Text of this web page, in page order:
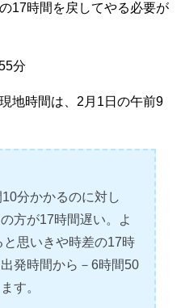
17時間を戻してやる必要が
分
地時間は、2月1日の午前9
分かかるのに対し
方が17時間遅い。よ
思いきや時差の17時
発時間から－6時間50
す。